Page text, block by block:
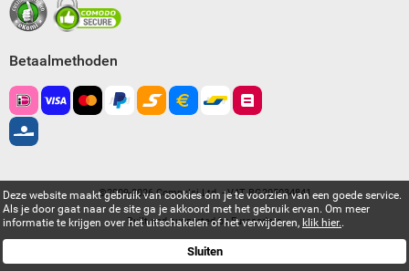
Deze website maakt gebruik van cookies om je te voorzien van een goede service.
Als je door gaat naar de site ga je akkoord met het gebruik ervan. Om meer
informatie te krijgen over het uitschakelen of het verwijderen, klik hier..
Sluiten
Betaalmethoden
©2009-2026 Compulsi Ltd. - VAT BG205034841
Built and supported byEurocoders